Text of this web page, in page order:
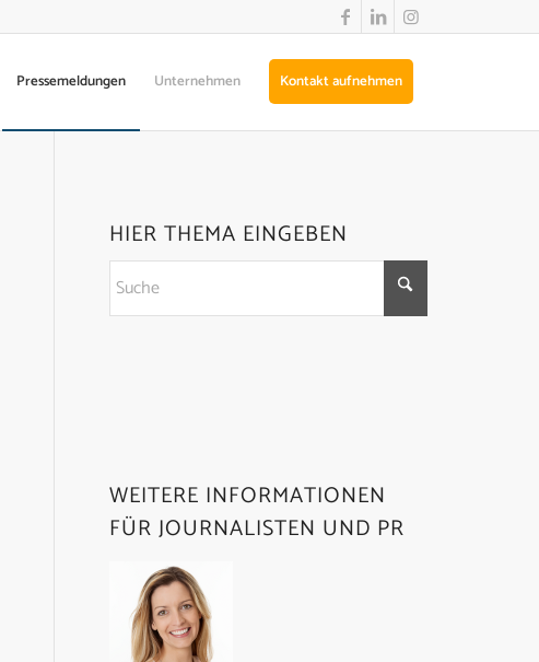
Pressemeldungen Unternehmen Kontakt aufnehmen
HIER THEMA EINGEBEN
WEITERE INFORMATIONEN
FÜR JOURNALISTEN UND PR